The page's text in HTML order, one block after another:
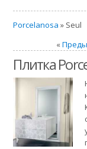
Porcelanosa » Seul
«
Плитка